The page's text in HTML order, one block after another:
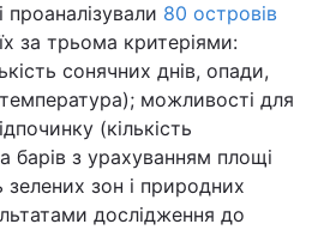
проаналізували 80 островів
за трьома критеріями:
сонячних днів, опади,
можливості для
(кількість
барів з урахуванням площі
зелених зон і природних
дослідження до